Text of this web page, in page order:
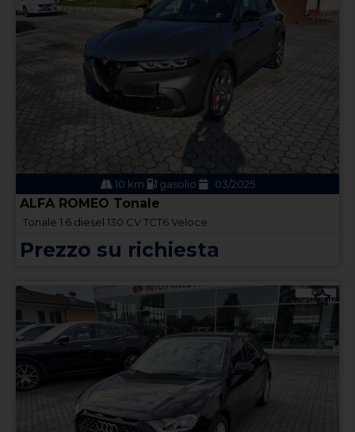
10 km gasolio 03/2025
ALFA ROMEO Tonale
Tonale 1.6 diesel 130 CV TCT6 Veloce
Prezzo su richiesta